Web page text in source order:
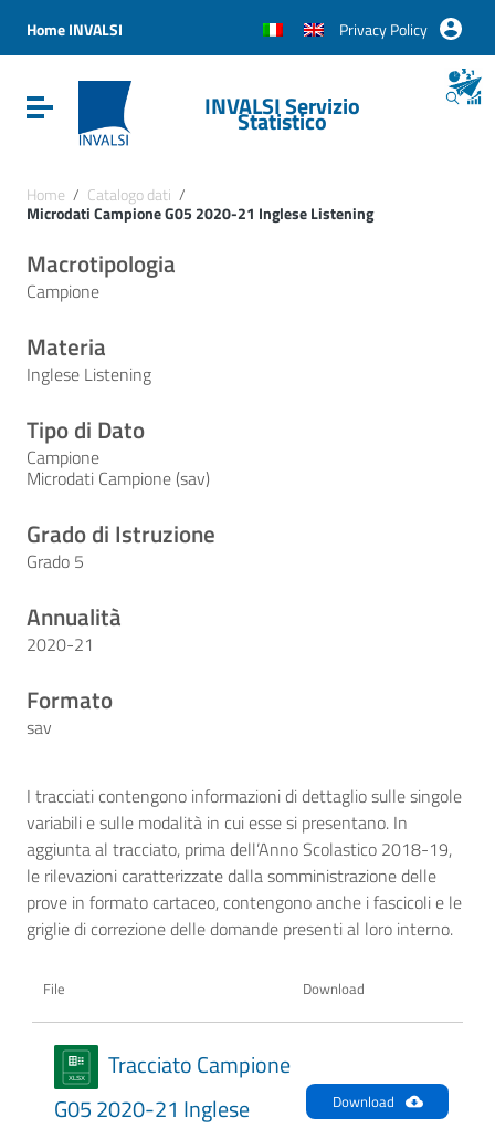
Vai al menu di navigazione
Vai al footer
Home INVALSI Privacy Policy
Attiva / disattiva la navigazioneINVALSI Servizio
Statistico
Home / Catalogo dati /
Microdati Campione G05 2020-21 Inglese Listening
Macrotipologia
Campione
Materia
Inglese Listening
Tipo di Dato
Campione
Microdati Campione (sav)
Grado di Istruzione
Grado 5
Annualità
2020-21
Formato
sav
I tracciati contengono informazioni di dettaglio sulle singole
variabili e sulle modalità in cui esse si presentano. In
aggiunta al tracciato, prima dell’Anno Scolastico 2018-19,
le rilevazioni caratterizzate dalla somministrazione delle
prove in formato cartaceo, contengono anche i fascicoli e le
griglie di correzione delle domande presenti al loro interno.
File Download
Tracciato Campione
G05 2020-21 Inglese
Download